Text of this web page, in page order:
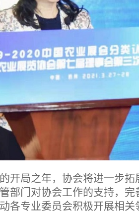
开局之年，协会将进一步
部门对协会工作的支持，
各专业委员会积极开展相